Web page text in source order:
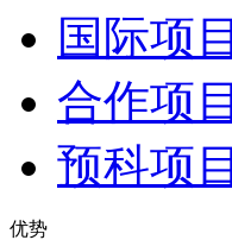
国际项目
合作项目
预科项目
优势